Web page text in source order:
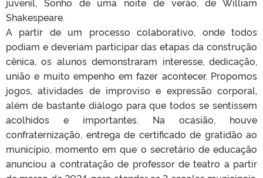
Shakespeare.
A partir de um processo colaborativo, onde todos
podiam e deveriam participar das etapas da construção
cênica, os alunos demonstraram interesse, dedicação,
união e muito empenho em fazer acontecer. Propomos
jogos, atividades de improviso e expressão corporal,
além de bastante diálogo para que todos se sentissem
acolhidos e importantes. Na ocasião, houve
confraternização, entrega de certificado de gratidão ao
município, momento em que o secretário de educação
anunciou a contratação de professor de teatro a partir